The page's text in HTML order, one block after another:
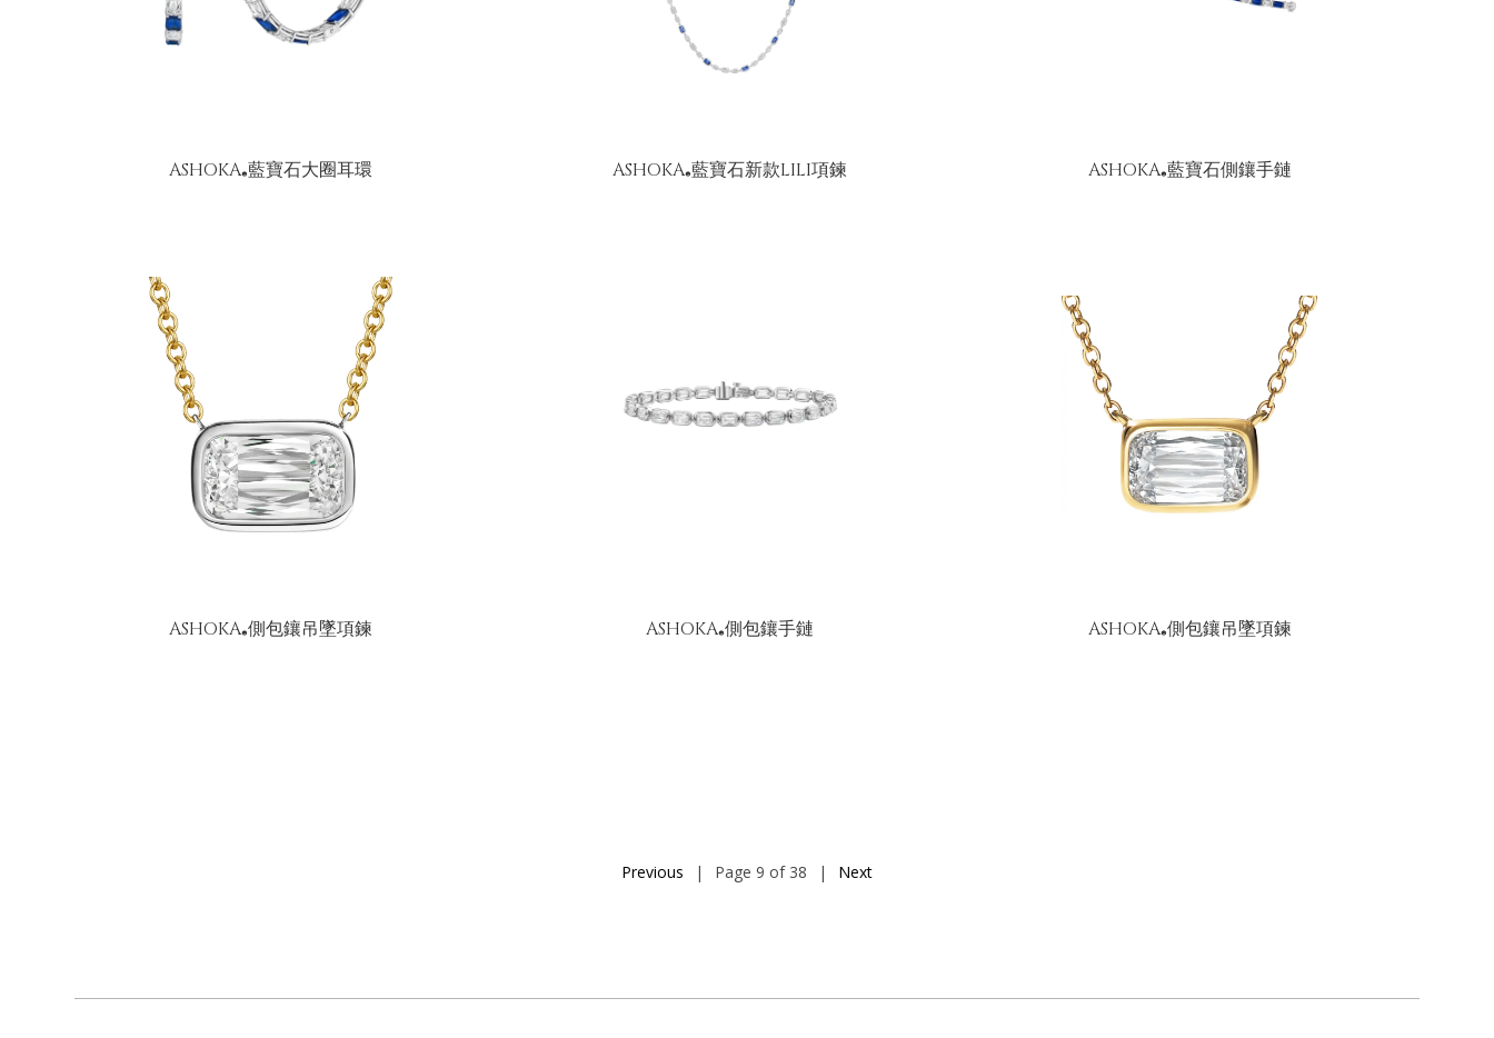
ASHOKA®藍寶石大圈耳環 ASHOKA®藍寶石新款LILI項鍊 ASHOKA®藍寶石側鑲手鏈
ASHOKA®側包鑲吊墜項鍊 ASHOKA®側包鑲手鏈 ASHOKA®側包鑲吊墜項鍊
Previous | Page 9 of 38 | Next